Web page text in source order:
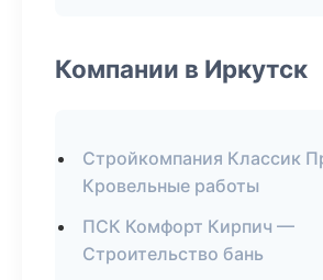
Компании в Иркутск
Стройкомпания Классик
Кровельные работы
ПСК Комфорт Кирпич —
Строительство бань